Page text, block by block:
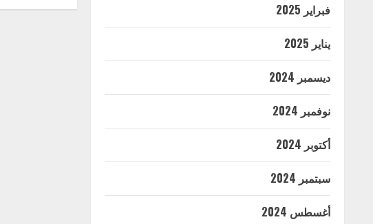
فبراير 2025
يناير 2025
ديسمبر 2024
نوفمبر 2024
أكتوبر 2024
سبتمبر 2024
أغسطس 2024